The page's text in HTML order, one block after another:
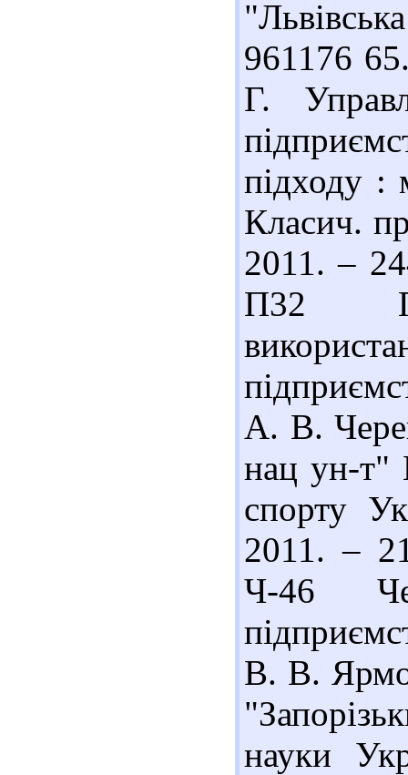
961176
Г.
підходу
Класич.
2011. –
П32
А. В.
нац ун-т"
спорту
2011. –
Ч-46
В. В.
науки